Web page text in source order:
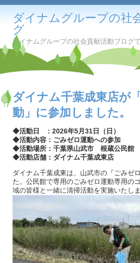
ダイナムグループの社
グ
ダイナムグループの社会貢献活動ブログで
ダイナム千葉成東店が
動」に参加しました。
◆活動日 ：2026年5月31日（日）
◆活動内容：ごみゼロ運動への参加
◆活動場所：千葉県山武市 根蔵公民館
◆活動店舗：ダイナム千葉成東店
ダイナム千葉成東は、山武市の『ごみゼ
た。公民館で専用のごみゼロ運動専用の
域の皆様と一緒に清掃活動を実施いたしま